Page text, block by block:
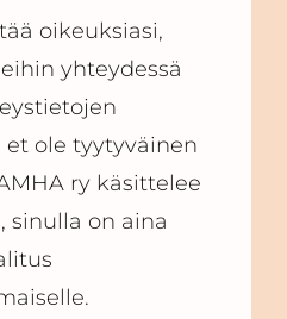
oikeuksiasi,
yhteydessä
et ole tyytyväinen
ry käsittelee
sinulla on aina